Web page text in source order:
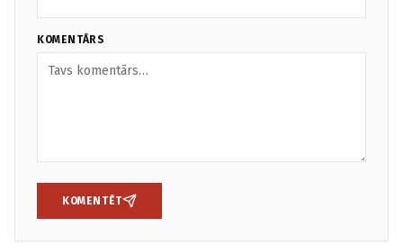
KOMENTĀRS
KOMENTĒT